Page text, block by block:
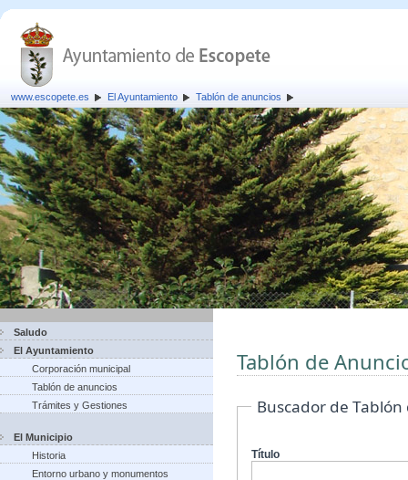
www.escopete.es El Ayuntamiento Tablón de anuncios
Saludo
El Ayuntamiento
Corporación municipal
Tablón de anuncios
Trámites y Gestiones
El Municipio
Historia
Entorno urbano y monumentos
Tablón de
Buscador de
Título